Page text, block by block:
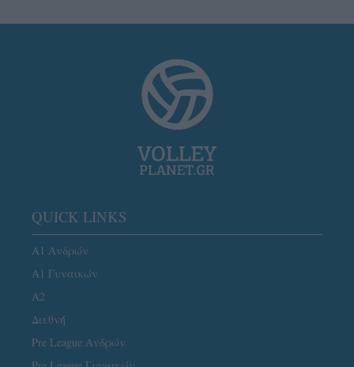
QUICK LINKS
Α1 Ανδρών
Α1 Γυναικών
A2
Διεθνή
Pre League Ανδρών